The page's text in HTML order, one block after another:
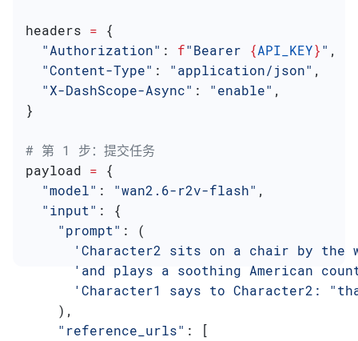
headers = {
  "Authorization"
: f"Bearer {API_KEY}" ,
  "Content-Type"
: "application/json" ,
  "X-DashScope-Async"
: "enable" ,
}
# 第 1 步：提交任务
payload = {
  "model"
: "wan2.6-r2v-flash" ,
  "input"
: {
    "prompt"
: (
'Character2 sits on a chair by the
'and plays a soothing American
'Character1 says to Character2:
    ),
    "reference_urls"
: [